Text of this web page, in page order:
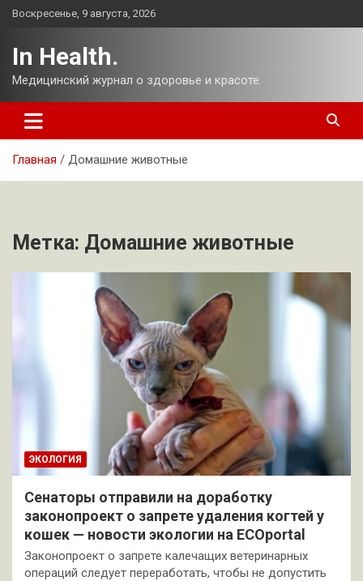
Перейти
Воскресенье, 9 августа, 2026
In Health.
Медицинский журнал о здоровье и красоте.
Главная Домашние животные
Метка: Домашние животные
ЭКОЛОГИЯ
Сенаторы отправили на доработку
законопроект о запрете удаления когтей у
кошек — новости экологии на ECOportal
Законопроект о запрете калечащих ветеринарных
операций следует переработать, чтобы не допустить